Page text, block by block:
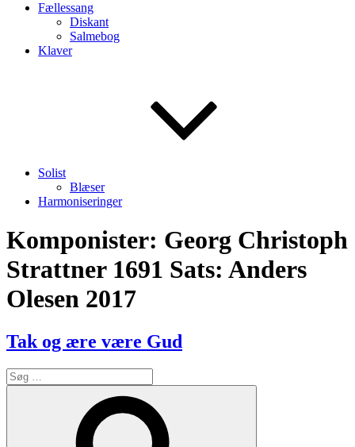
Fællessang
Diskant
Salmebog
Klaver
Solist
Blæser
Harmoniseringer
Komponister: Georg Christoph
Strattner 1691 Sats: Anders
Olesen 2017
Tak og ære være Gud
Søg
efter: